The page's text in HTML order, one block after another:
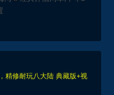
精修耐玩八大陆 典藏版+视